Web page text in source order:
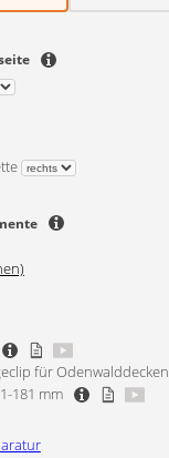
für Odenwalddecken
181 mm